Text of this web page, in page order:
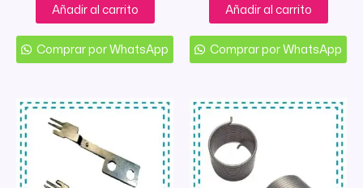
Añadir al carrito
Comprar por WhatsApp
Añadir al carrito
Comprar por WhatsApp